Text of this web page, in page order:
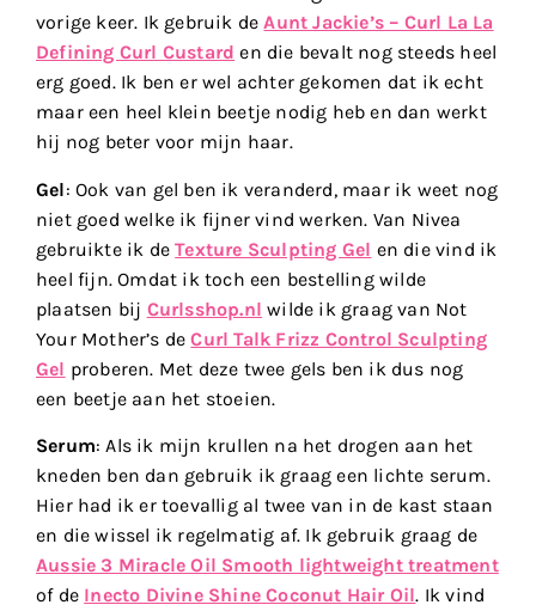
vorige keer. Ik gebruik deAunt Jackie’s – Curl La La
Defining Curl Custard en die bevalt nog steeds heel
erg goed. Ik ben er wel achter gekomen dat ik echt
maar een heel klein beetje nodig heb en dan werkt
hij nog beter voor mijn haar.
Gel: Ook van gel ben ik veranderd, maar ik weet nog
niet goed welke ik fijner vind werken. Van Nivea
gebruikte ik deTexture Sculpting Gel en die vind ik
heel fijn. Omdat ik toch een bestelling wilde
plaatsen bij Curlsshop.nl wilde ik graag van Not
Your Mother’s deCurl Talk Frizz Control Sculpting
Gel proberen. Met deze twee gels ben ik dus nog
een beetje aan het stoeien.
Serum: Als ik mijn krullen na het drogen aan het
kneden ben dan gebruik ik graag een lichte serum.
Hier had ik er toevallig al twee van in de kast staan
en die wissel ik regelmatig af. Ik gebruik graag de
Aussie 3 Miracle Oil Smooth lightweight treatment
of de Inecto Divine Shine Coconut Hair Oil. Ik vind